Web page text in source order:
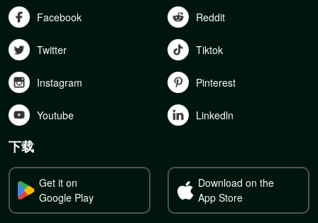
Facebook Reddit
Twitter Tiktok
Instagram Pinterest
Youtube Linkedln
下载
Get it on
Google Play
Download on the
App Store